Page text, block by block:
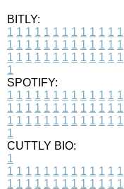
BITLY:
1 1 1 1 1 1 1 1 1 1 1 1 1
1 1 1 1 1 1 1 1 1 1 1 1 1
1 1 1 1 1 1 1 1 1 1 1 1 1
1
SPOTIFY:
1 1 1 1 1 1 1 1 1 1 1 1 1
1 1 1 1 1 1 1 1 1 1 1 1 1
1 1 1 1 1 1 1 1 1 1 1 1 1
1
CUTTLY BIO:
1
1 1 1 1 1 1 1 1 1 1 1 1 1
1 1 1 1 1 1 1 1 1 1 1 1 1